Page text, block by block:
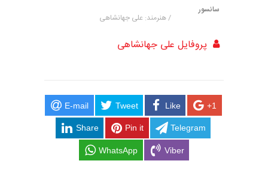
سانسور
/ هنرمند: علی جهانشاهی
پروفایل علی جهانشاهی
E-mail Tweet Like +1
Share Pin it Telegram
WhatsApp Viber